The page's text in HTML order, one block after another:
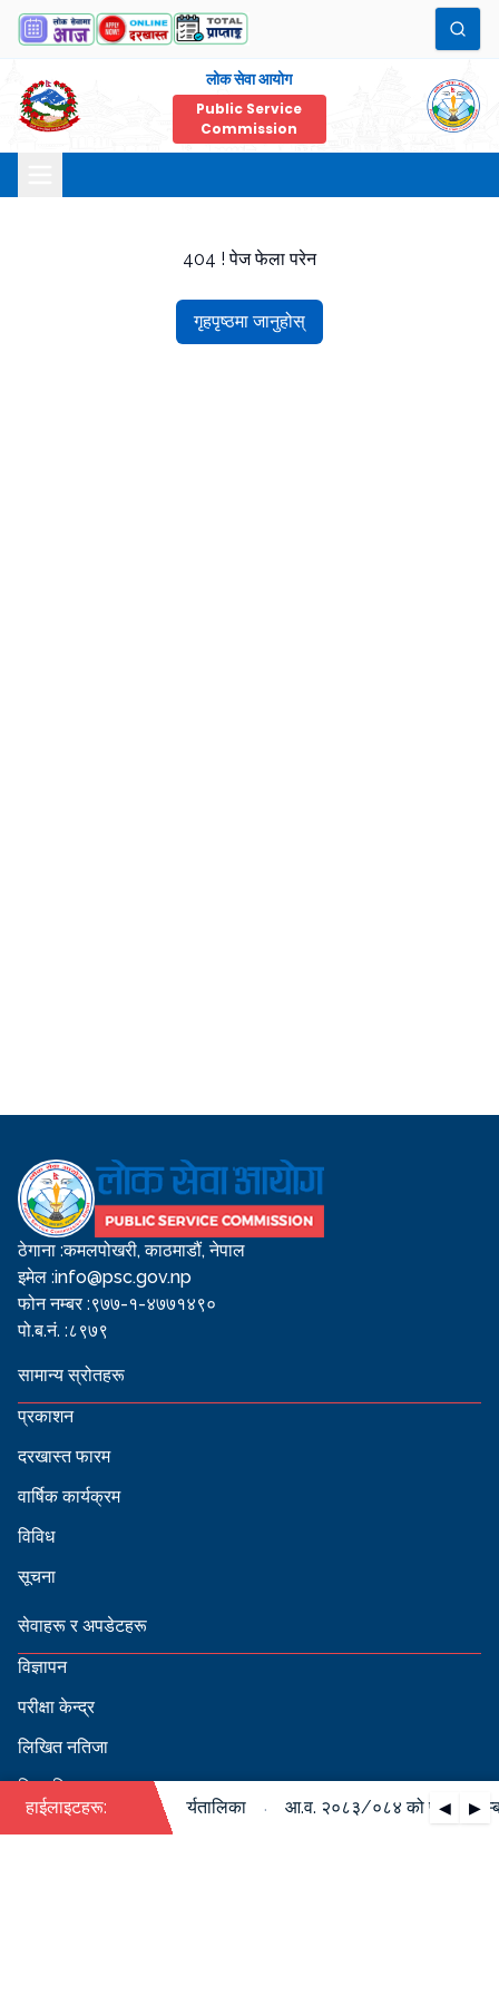
लोक सेवा आयोग
Public Service
Commission
404 ! पेज फेला परेन
गृहपृष्ठमा जानुहोस्
ठेगाना :कमलपोखरी, काठमाडौं, नेपाल
इमेल :info@psc.gov.np
फोन नम्बर :९७७-१-४७७१४९०
पो.ब.नं. :८९७९
सामान्य स्रोतहरू
प्रकाशन
दरखास्त फारम
वार्षिक कार्यक्रम
विविध
सूचना
सेवाहरू र अपडेटहरू
विज्ञापन
परीक्षा केन्द्र
लिखित नतिजा
सिफारिस
हाईलाइटहरू: ◀ ▶
सम्बन्धी वार्षिक कार्यतालिका आ.व. २०८३/०८४ को पदपूर्ति